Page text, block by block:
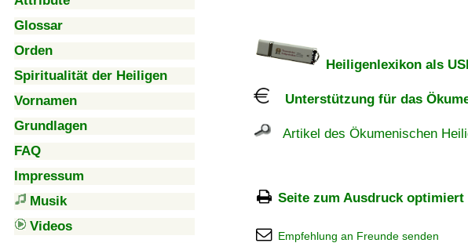
Glossar
Orden
Spiritualität der Heiligen
Vornamen
Grundlagen
FAQ
Impressum
Musik
Videos
Heiligenlexikon als
Unterstützung für das
Artikel des Ökumenischen
Seite zum Ausdruck optimiert
Empfehlung an Freunde senden